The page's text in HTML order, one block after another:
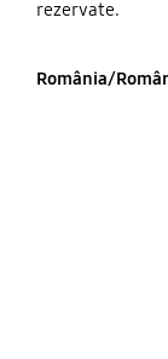
rezervate.
România/